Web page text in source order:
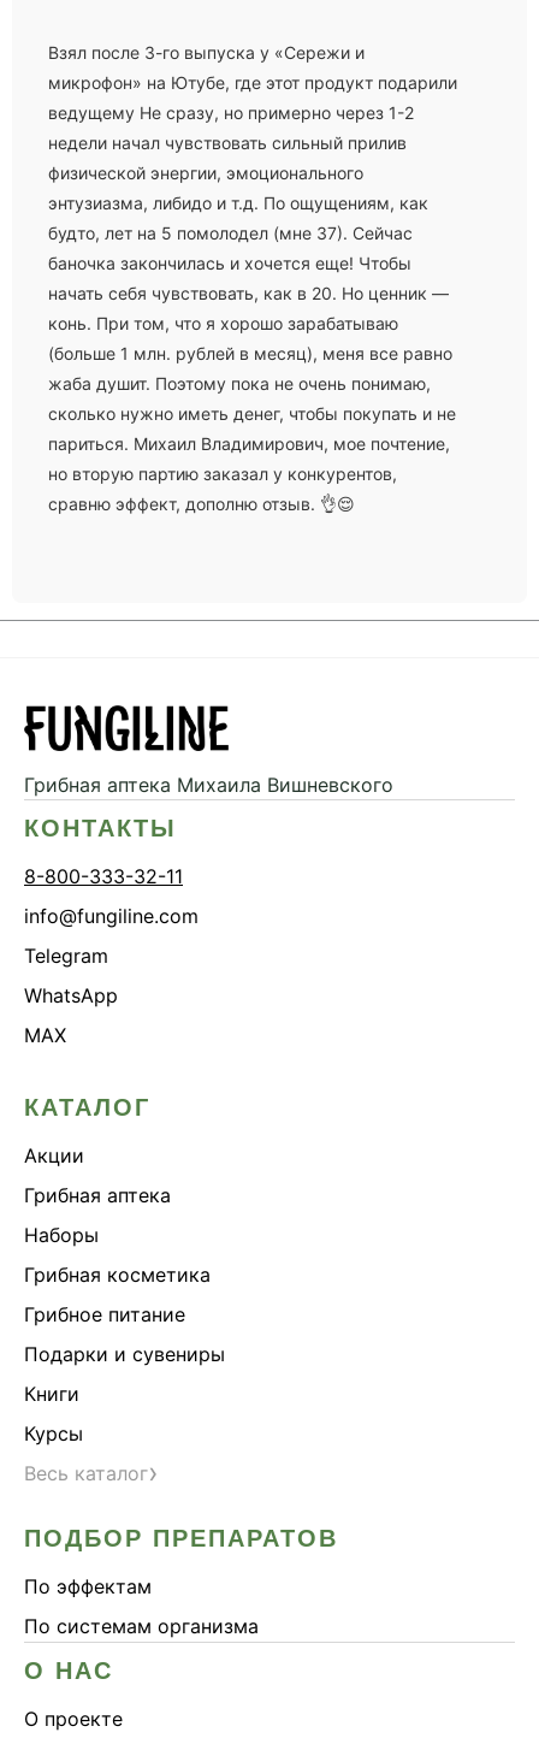
Взял после 3-го выпуска у «Сережи и
микрофон» на Ютубе, где этот продукт подарили
ведущему Не сразу, но примерно через 1-2
недели начал чувствовать сильный прилив
физической энергии, эмоционального
энтузиазма, либидо и т.д. По ощущениям, как
будто, лет на 5 помолодел (мне 37). Сейчас
баночка закончилась и хочется еще! Чтобы
начать себя чувствовать, как в 20. Но ценник —
конь. При том, что я хорошо зарабатываю
(больше 1 млн. рублей в месяц), меня все равно
жаба душит. Поэтому пока не очень понимаю,
сколько нужно иметь денег, чтобы покупать и не
париться. Михаил Владимирович, мое почтение,
но вторую партию заказал у конкурентов,
сравню эффект, дополню отзыв. 👌😌
Грибная аптека Михаила Вишневского
КОНТАКТЫ
8-800-333-32-11
info@fungiline.com
Telegram
WhatsApp
MAX
КАТАЛОГ
Акции
Грибная аптека
Наборы
Грибная косметика
Грибное питание
Подарки и сувениры
Книги
Курсы
Весь каталог›
ПОДБОР ПРЕПАРАТОВ
По эффектам
По системам организма
О НАС
О проекте